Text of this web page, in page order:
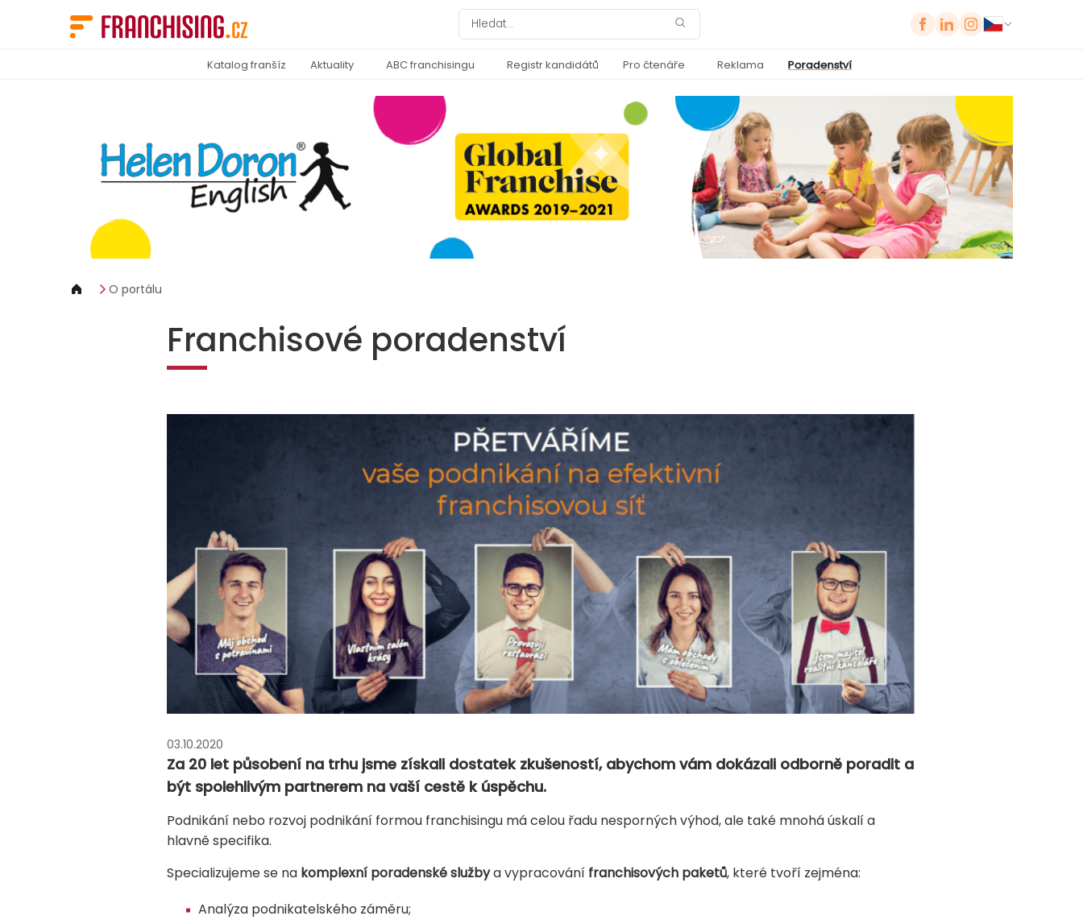
Katalog franšíz Aktuality ABC franchisingu Registr kandidátů Pro čtenáře Reklama Poradenství
O portálu
Franchisové poradenství
03.10.2020
Za 20 let působení na trhu jsme získali dostatek zkušeností, abychom vám dokázali odborně poradit a
být spolehlivým partnerem na vaší cestě k úspěchu.
Podnikání nebo rozvoj podnikání formou franchisingu má celou řadu nesporných výhod, ale také mnohá úskalí a
hlavně specifika.
Specializujeme se na komplexní poradenské službya vypracování franchisových paketů, které tvoří zejména:
Analýza podnikatelského záměru;